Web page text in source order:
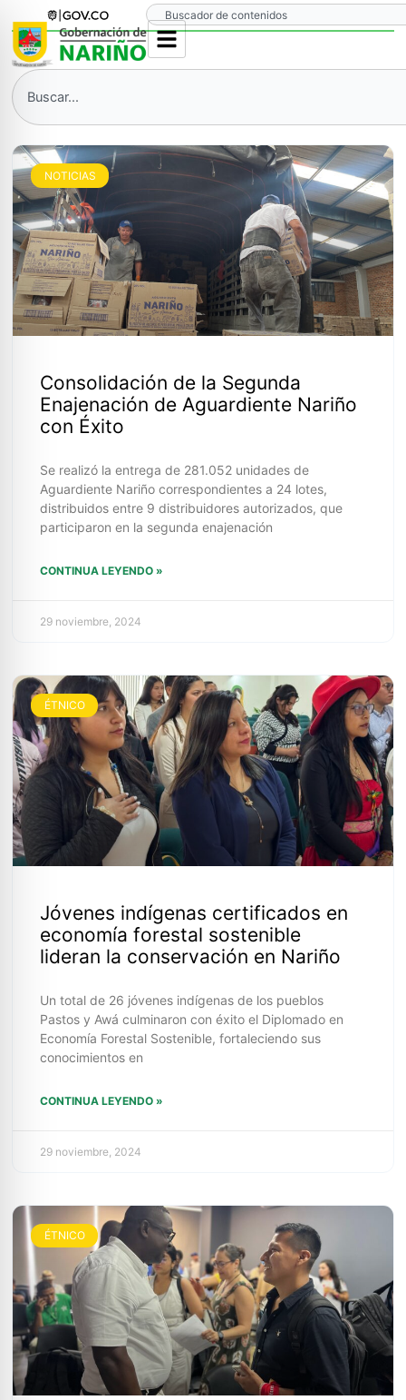
contenido
Search
Search
NOTICIAS
Consolidación de la Segunda
Enajenación de Aguardiente Nariño
con Éxito
Se realizó la entrega de 281.052 unidades de
Aguardiente Nariño correspondientes a 24 lotes,
distribuidos entre 9 distribuidores autorizados, que
participaron en la segunda enajenación
CONTINUA LEYENDO »
29 noviembre, 2024
ÉTNICO
Jóvenes indígenas certificados en
economía forestal sostenible
lideran la conservación en Nariño
Un total de 26 jóvenes indígenas de los pueblos
Pastos y Awá culminaron con éxito el Diplomado en
Economía Forestal Sostenible, fortaleciendo sus
conocimientos en
CONTINUA LEYENDO »
29 noviembre, 2024
ÉTNICO